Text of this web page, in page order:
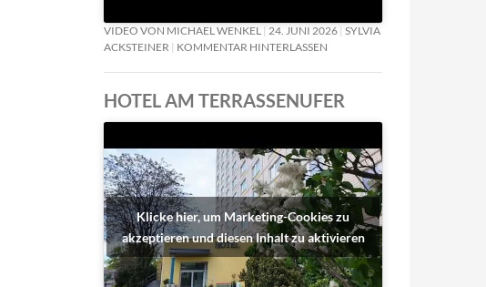
VIDEO VON MICHAEL WENKEL 24. JUNI 2026 SYLVIA
ACKSTEINER
KOMMENTAR HINTERLASSEN
HOTEL AM TERRASSENUFER
Klicke hier, um Marketing-Cookies zu
akzeptieren und diesen Inhalt zu aktivieren